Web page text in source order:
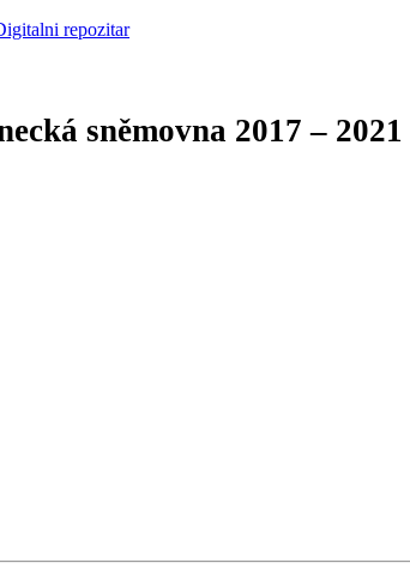
sněmovna 2017 – 2021